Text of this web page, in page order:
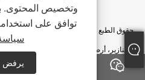
الخنازير، أرضية الخنازير، وحدة تغذية
وتخصيص المحتوى.
توافق على
يرفض